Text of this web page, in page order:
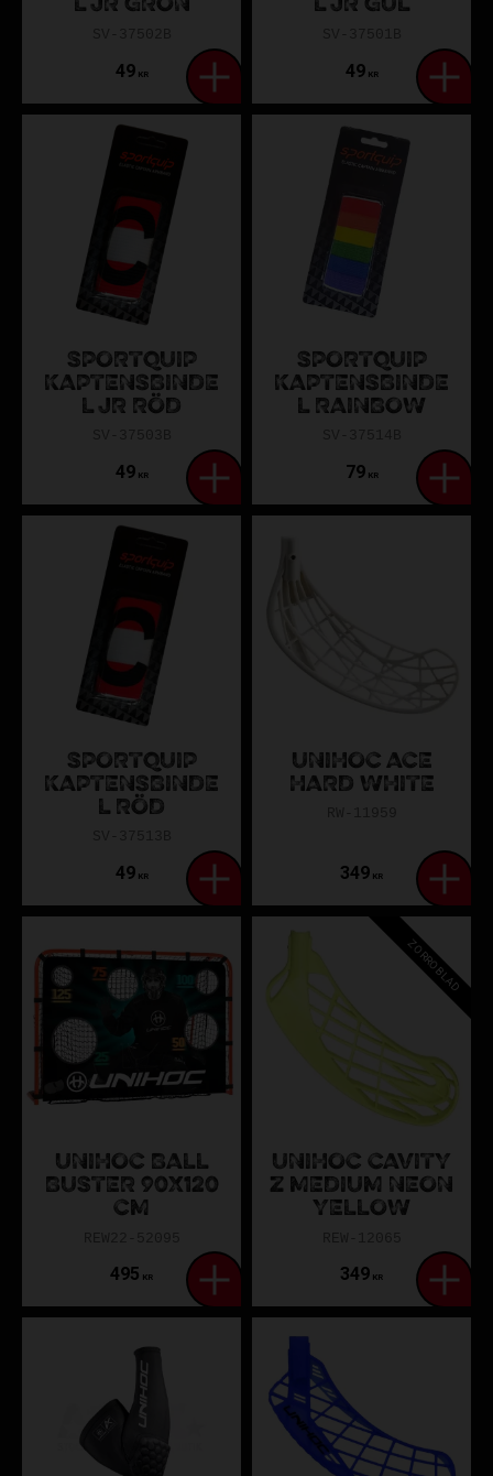
L JR GRÖN
49KR
L JR GUL
49KR
SPORTQUIP
KAPTENSBINDE
L JR RÖD
49KR
SPORTQUIP
KAPTENSBINDE
L RAINBOW
79KR
SPORTQUIP
KAPTENSBINDE
L RÖD
49KR
UNIHOC ACE
HARD WHITE
349 KR
UNIHOC BALL
BUSTER 90X120
CM
495 KR
UNIHOC CAVITY
Z MEDIUM NEON
YELLOW
349 KR
ZORROBLAD